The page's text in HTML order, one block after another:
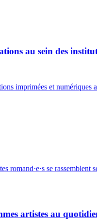
au sein des
imprimées et
romand·e·s se
artistes au